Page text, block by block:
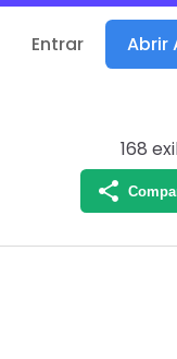
Entrar Abrir
168